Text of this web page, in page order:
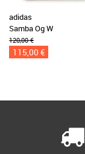
adidas
Samba Og W
120,00 €
115,00 €